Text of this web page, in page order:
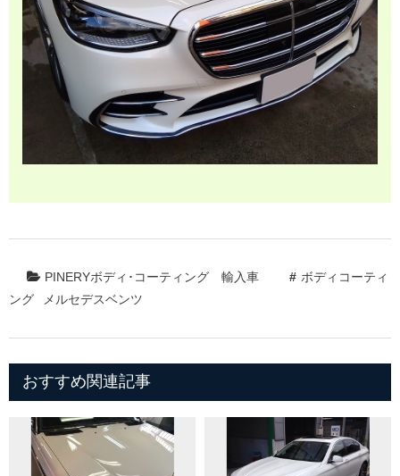
PINERYボディ･コーティング 輸入車
ボディコーティ
ング
メルセデスベンツ
おすすめ関連記事